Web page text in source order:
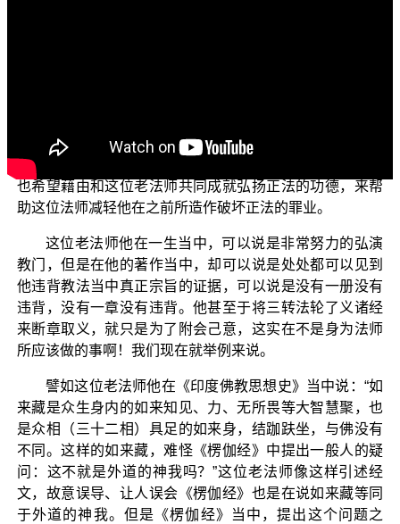
法以及误导众生的大罪业。今天我们还要继续引述这位老
法师的著作来破邪显正，以免佛教学人继续被误导；我们
也希望藉由和这位老法师共同成就弘扬正法的功德，来帮
助这位法师减轻他在之前所造作破坏正法的罪业。
这位老法师他在一生当中，可以说是非常努力的弘演
教门，但是在他的著作当中，却可以说是处处都可以见到
他违背教法当中真正宗旨的证据，可以说是没有一册没有
违背，没有一章没有违背。他甚至于将三转法轮了义诸经
来断章取义，就只是为了附会己意，这实在不是身为法师
所应该做的事啊！我们现在就举例来说。
譬如这位老法师他在《印度佛教思想史》当中说：“如
来藏是众生身内的如来知见、力、无所畏等大智慧聚，也
是众相（三十二相）具足的如来身，结跏趺坐，与佛没有
不同。这样的如来藏，难怪《楞伽经》中提出一般人的疑
问：这不就是外道的神我吗？”这位老法师像这样引述经
文，故意误导、让人误会《楞伽经》也是在说如来藏等同
于外道的神我。但是《楞伽经》当中，提出这个问题之